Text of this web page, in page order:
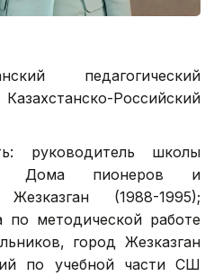
педагогический
Российский
руководитель школы
Дома пионеров и
(1988-1995);
по методической работе
город Жезказган
по учебной части СШ